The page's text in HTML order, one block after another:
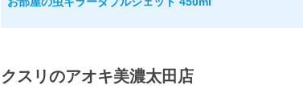
クスリのアオキ美濃太田店